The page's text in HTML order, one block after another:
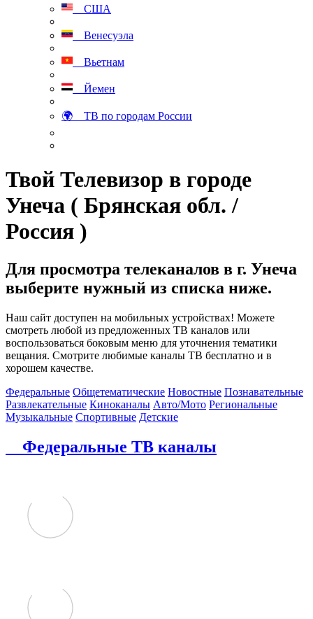
США
Венесуэла
Вьетнам
Йемен
🌍 ТВ по городам России
Твой Телевизор в городе
Унеча ( Брянская обл. /
Россия )
Для просмотра телеканалов в г. Унеча
выберите нужный из списка ниже.
Наш сайт доступен на мобильных устройствах! Можете
смотреть любой из предложенных ТВ каналов или
воспользоваться боковым меню для уточнения тематики
вещания. Смотрите любимые каналы ТВ бесплатно и в
хорошем качестве.
Федеральные Общетематические Новостные Познавательные
Развлекательные Киноканалы Авто/Мото Региональные
Музыкальные Спортивные Детские
Федеральные ТВ каналы